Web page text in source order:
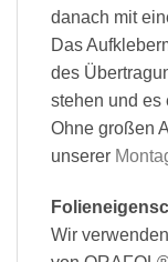
danach mit
Das
des
stehen und es
Ohne großen
unserer
Wir